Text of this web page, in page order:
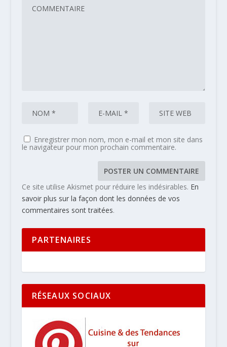
Enregistrer mon nom, mon e-mail et mon site dans
le navigateur pour mon prochain commentaire.
Ce site utilise Akismet pour réduire les indésirables. En
savoir plus sur la façon dont les données de vos
commentaires sont traitées.
PARTENAIRES
RÉSEAUX SOCIAUX